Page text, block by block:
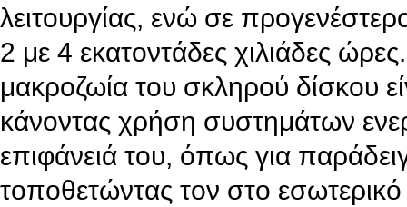
λειτουργίας, ενώ σε
2 με 4 εκατοντάδες χιλιάδες
μακροζωία του σκληρού δίσκου
κάνοντας χρήση συστημάτων
επιφάνειά του, όπως για
τοποθετώντας τον στο